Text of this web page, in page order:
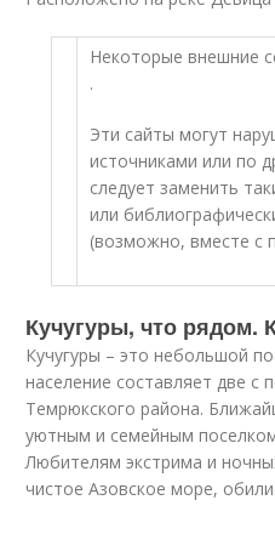
Некоторые внешние
.
Эти сайты могут
источниками или по
следует заменить
или
(возможно, вместе
Кучугуры, что рядом.
Кучугуры – это небольшой
население составляет две с
Темрюкского района.
уютным и семейным
Любителям экстрима и
чистое Азовское море,